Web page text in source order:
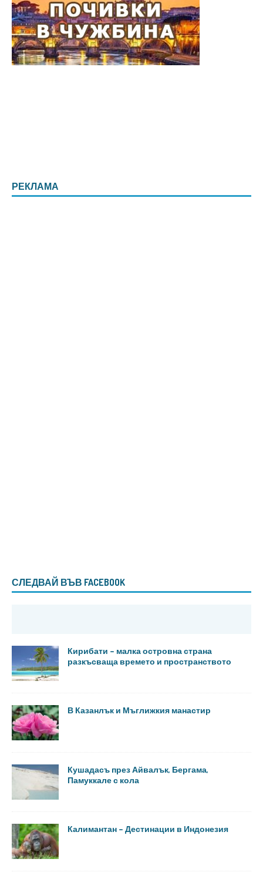
РЕКЛАМА
СЛЕДВАЙ ВЪВ FACEBOOK
Кирибати – малка островна страна
разкъсваща времето и пространството
В Казанлък и Мъглижкия манастир
Кушадасъ през Айвалък, Бергама,
Памуккале с кола
Калимантан – Дестинации в Индонезия